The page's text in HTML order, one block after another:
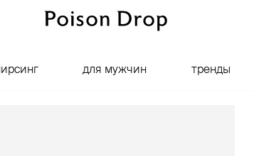
для мужчин тренды